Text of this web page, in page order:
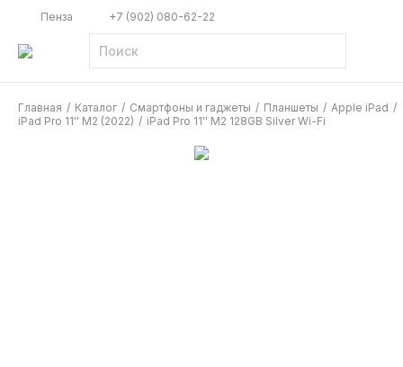
Пенза +7 (902) 080-62-22
Главная / Каталог / Смартфоны и гаджеты / Планшеты / Apple iPad /
iPad Pro 11'' М2 (2022) / iPad Pro 11'' M2 128GB Silver Wi-Fi